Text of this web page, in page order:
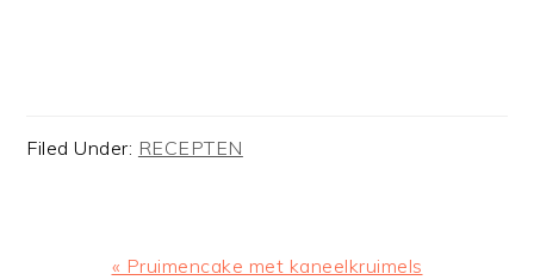
Filed Under: RECEPTEN
Previous
« Pruimencake met kaneelkruimels